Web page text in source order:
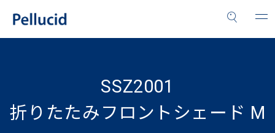
SSZ2001
折りたたみフロントシェード M